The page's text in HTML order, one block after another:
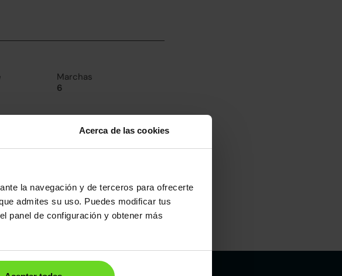
Acerca de las cookies
la navegación y de terceros para ofrecerte
admites su uso. Puedes modificar tus
panel de configuración y obtener más
Marchas
6